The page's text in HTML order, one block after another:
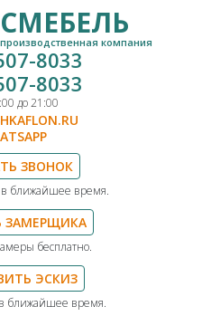
компания
8033
8033
до 21:00
ЗВОНОК
ближайшее время.
ЗАМЕРЩИКА
бесплатно.
ЭСКИЗ
ближайшее время.